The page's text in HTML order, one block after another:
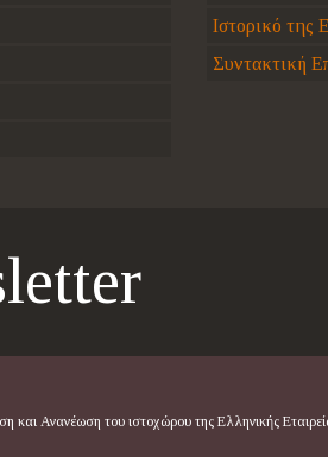
Ιστορικό της
Συντακτική
και Ανανέωση του ιστοχώρου της Ελληνικής